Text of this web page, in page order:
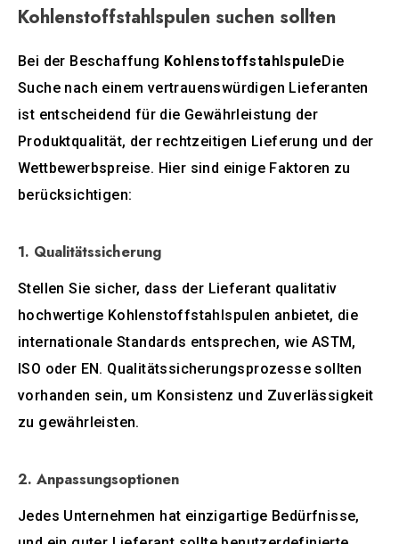
Kohlenstoffstahlspulen suchen sollten
Bei der Beschaffung KohlenstoffstahlspuleDie
Suche nach einem vertrauenswürdigen Lieferanten
ist entscheidend für die Gewährleistung der
Produktqualität, der rechtzeitigen Lieferung und der
Wettbewerbspreise. Hier sind einige Faktoren zu
berücksichtigen:
1. Qualitätssicherung
Stellen Sie sicher, dass der Lieferant qualitativ
hochwertige Kohlenstoffstahlspulen anbietet, die
internationale Standards entsprechen, wie ASTM,
ISO oder EN. Qualitätssicherungsprozesse sollten
vorhanden sein, um Konsistenz und Zuverlässigkeit
zu gewährleisten.
2. Anpassungsoptionen
Jedes Unternehmen hat einzigartige Bedürfnisse,